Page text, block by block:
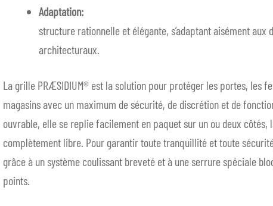
Adaptation:
structure rationnelle et élégante, s’adaptant aisément aux
architecturaux.
La grille PRÆSIDIUM® est la solution pour protéger les portes, les
magasins avec un maximum de sécurité, de discrétion et de
ouvrable, elle se replie facilement en paquet sur un ou deux côtés,
complètement libre. Pour garantir toute tranquillité et toute
grâce à un système coulissant breveté et à une serrure spéciale
points.